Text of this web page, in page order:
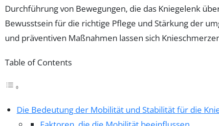
Durchführung von Bewegungen, die das Kniegelenk
Bewusstsein für die richtige Pflege und Stärkung der
und präventiven Maßnahmen lassen sich
Table of Contents
Die Bedeutung der Mobilität und Stabilität für die